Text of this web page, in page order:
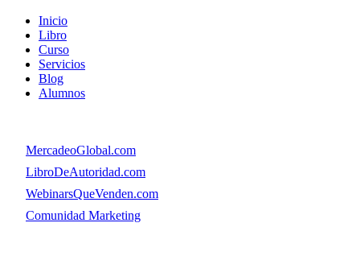
Inicio
Libro
Curso
Servicios
Blog
Alumnos
MercadeoGlobal.com
LibroDeAutoridad.com
WebinarsQueVenden.com
Comunidad Marketing